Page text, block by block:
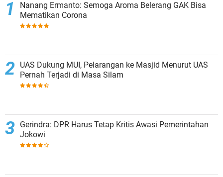
Nanang Ermanto: Semoga Aroma Belerang GAK Bisa
Mematikan Corona
UAS Dukung MUI, Pelarangan ke Masjid Menurut UAS
Pernah Terjadi di Masa Silam
Gerindra: DPR Harus Tetap Kritis Awasi Pemerintahan
Jokowi